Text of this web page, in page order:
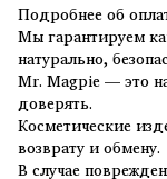
Подробнее об
Мы гарантируем
натурально,
Mr. Magpie — это
доверять.
Косметические
возврату и обмену.
В случае